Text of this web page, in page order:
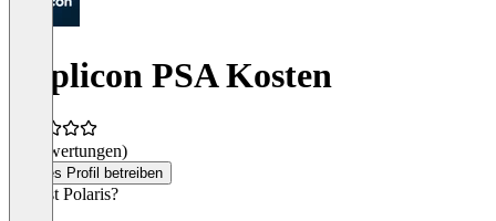
Replicon PSA Kosten
(0 Bewertungen)
Dieses Profil betreiben
Was ist Polaris?